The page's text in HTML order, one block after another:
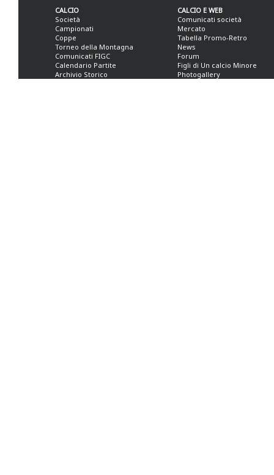
CALCIO
Società
Campionati
Coppe
Torneo della Montagna
Comunicati FIGC
Calendario Partite
Archivio Storico
CALCIO E WEB
Comunicati società
Mercato
Tabella Promo-Retro
News
Forum
Figli di Un calcio Minore
Photogallery